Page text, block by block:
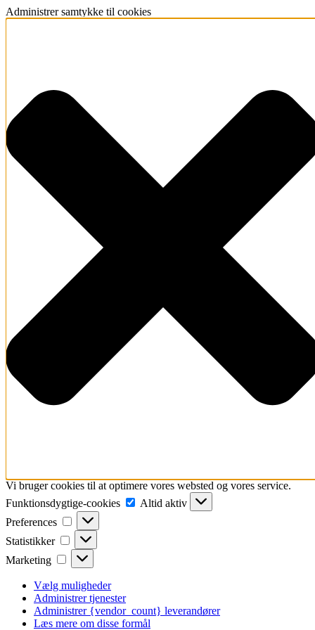
Administrer samtykke til cookies
Vi bruger cookies til at optimere vores websted og vores service.
Funktionsdygtige-cookies
Funktionsdygtige-
cookies
Altid aktiv
Preferences
Preferences
Statistikker Statistikker
Marketing Marketing
Vælg muligheder
Administrer tjenester
Administrer {vendor_count} leverandører
Læs mere om disse formål